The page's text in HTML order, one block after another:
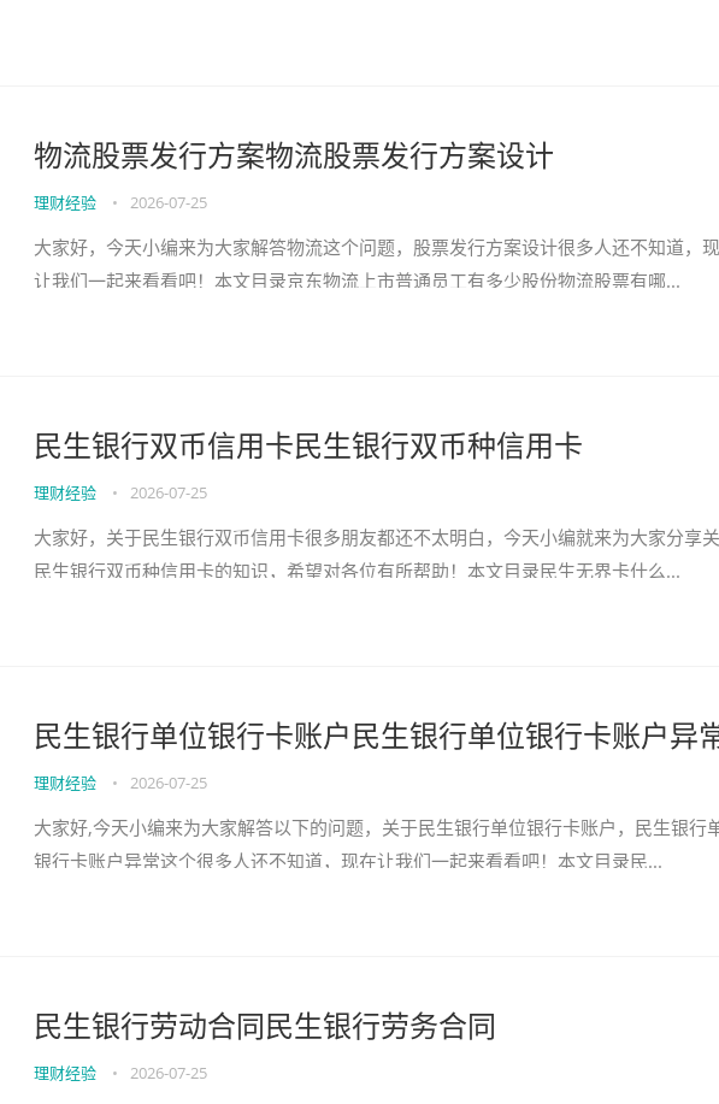
物流股票发行方案物流股票发行方案设计
理财经验 • 2026-07-25
大家好，今天小编来为大家解答物流这个问题，股票发行方案设计很多人还不知道，
让我们一起来看看吧！本文目录京东物流上市普通员工有多少股份物流股票有哪...
民生银行双币信用卡民生银行双币种信用卡
理财经验 • 2026-07-25
大家好，关于民生银行双币信用卡很多朋友都还不太明白，今天小编就来为大家分享
民生银行双币种信用卡的知识，希望对各位有所帮助！本文目录民生无界卡什么...
民生银行单位银行卡账户民生银行单位银行卡账户异
理财经验 • 2026-07-25
大家好,今天小编来为大家解答以下的问题，关于民生银行单位银行卡账户，民生银行
银行卡账户异常这个很多人还不知道，现在让我们一起来看看吧！本文目录民...
民生银行劳动合同民生银行劳务合同
理财经验 • 2026-07-25